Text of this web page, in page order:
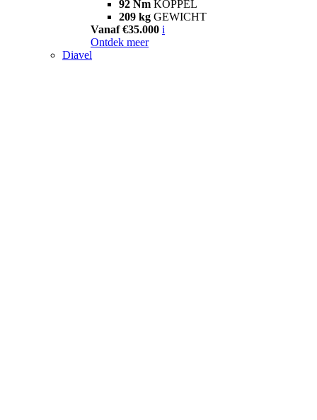
92 Nm KOPPEL
209 kg GEWICHT
Vanaf €35.000 i
Ontdek meer
Diavel